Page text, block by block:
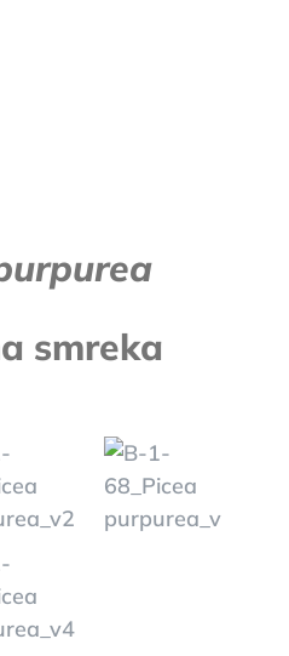
smreka